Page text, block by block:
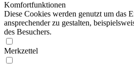
Komfortfunktionen
Diese Cookies werden genutzt um das
ansprechender zu gestalten,
des Besuchers.
Merkzettel